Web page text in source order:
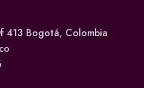
413 Bogotá, Colombia